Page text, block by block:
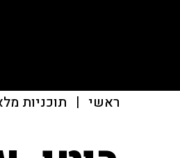
ראשי | תוכניות